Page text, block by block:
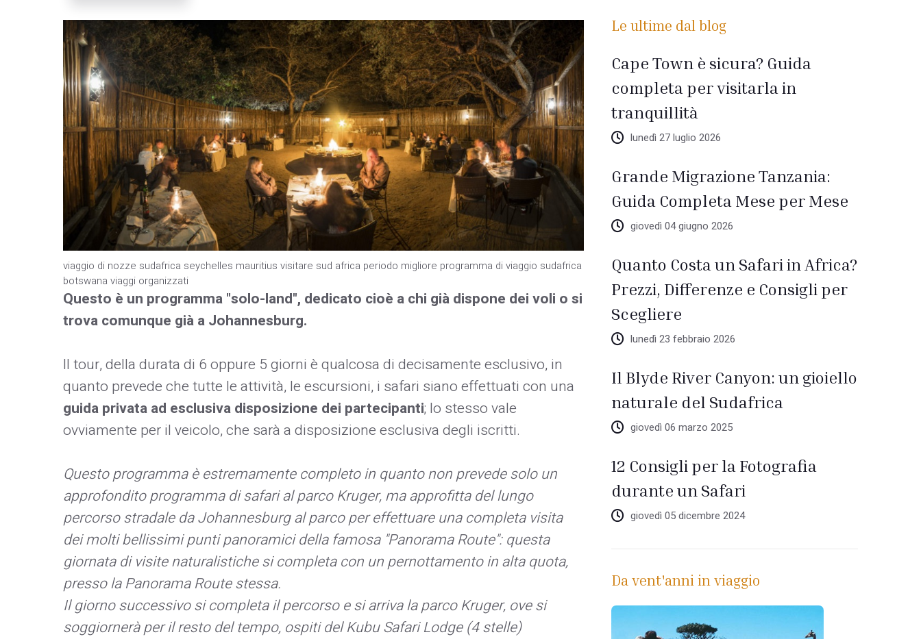
viaggio di nozze sudafrica seychelles mauritius visitare sud africa periodo migliore programma di viaggio sudafrica
botswana viaggi organizzati
Questo è un programma "solo-land", dedicato cioè a chi già dispone dei voli o si
trova comunque già a Johannesburg.
Il tour, della durata di 6 oppure 5 giorni è qualcosa di decisamente esclusivo, in
quanto prevede che tutte le attività, le escursioni, i safari siano effettuati con una
guida privata ad esclusiva disposizione dei partecipanti; lo stesso vale
ovviamente per il veicolo, che sarà a disposizione esclusiva degli iscritti.
Questo programma è estremamente completo in quanto non prevede solo un
approfondito programma di safari al parco Kruger, ma approfitta del lungo
percorso stradale da Johannesburg al parco per effettuare una completa visita
dei molti bellissimi punti panoramici della famosa "Panorama Route": questa
giornata di visite naturalistiche si completa con un pernottamento in alta quota,
presso la Panorama Route stessa.
Il giorno successivo si completa il percorso e si arriva la parco Kruger, ove si
soggiornerà per il resto del tempo, ospiti del Kubu Safari Lodge (4 stelle)
Le ultime dal blog
Cape Town è sicura? Guida
completa per visitarla in
tranquillità
lunedì 27 luglio 2026
Grande Migrazione Tanzania:
Guida Completa Mese per Mese
giovedì 04 giugno 2026
Quanto Costa un Safari in Africa?
Prezzi, Differenze e Consigli per
Scegliere
lunedì 23 febbraio 2026
Il Blyde River Canyon: un gioiello
naturale del Sudafrica
giovedì 06 marzo 2025
12 Consigli per la Fotografia
durante un Safari
giovedì 05 dicembre 2024
Da vent'anni in viaggio